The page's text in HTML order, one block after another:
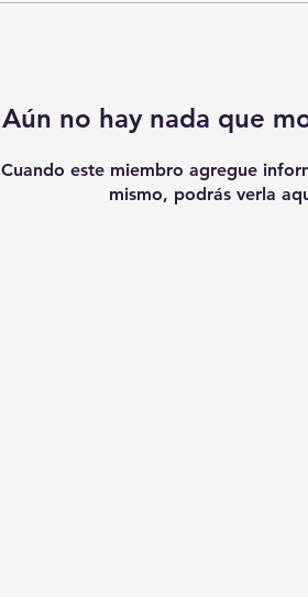
Aún no hay nada que
Cuando este miembro agregue
mismo, podrás verla